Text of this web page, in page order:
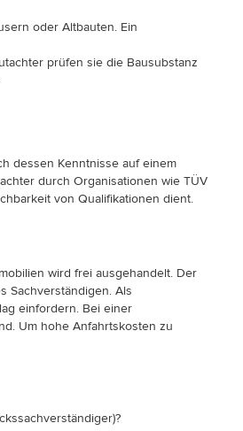
oder Altbauten. Ein
prüfen sie die Bausubstanz
dessen Kenntnisse auf einem
durch Organisationen wie TÜV
von Qualifikationen dient.
wird frei ausgehandelt. Der
Sachverständigen. Als
einfordern. Bei einer
Um hohe Anfahrtskosten zu